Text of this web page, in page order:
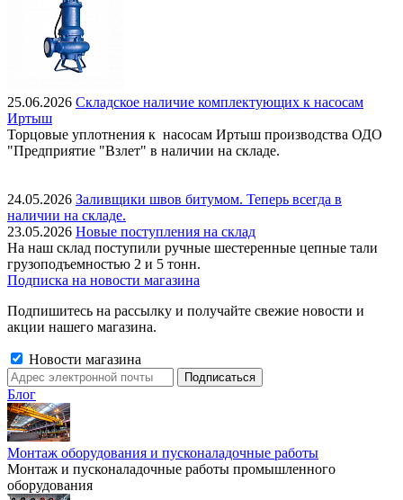
25.06.2026 Складское наличие комплектующих к насосам
Иртыш
Торцовые уплотнения к насосам Иртыш производства ОДО
"Предприятие "Взлет" в наличии на складе.
24.05.2026 Заливщики швов битумом. Теперь всегда в
наличии на складе.
23.05.2026 Новые поступления на склад
На наш склад поступили ручные шестеренные цепные тали
грузоподъемностью 2 и 5 тонн.
Подписка на новости магазина
Подпишитесь на рассылку и получайте свежие новости и
акции нашего магазина.
Новости магазина
Блог
Монтаж оборудования и пусконаладочные работы
Монтаж и пусконаладочные работы промышленного
оборудования